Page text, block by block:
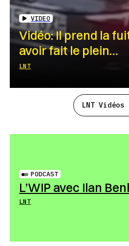
VIDEO
Vidéo: Il prend la
avoir fait le plein…
LNT
LNT Vidéos
PODCAST
L’WIP avec Ilan
LNT